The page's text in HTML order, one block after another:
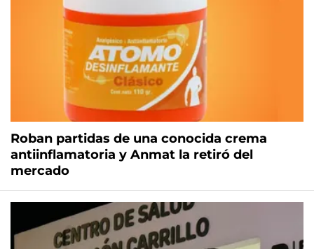
Roban partidas de una conocida crema
antiinflamatoria y Anmat la retiró del
mercado